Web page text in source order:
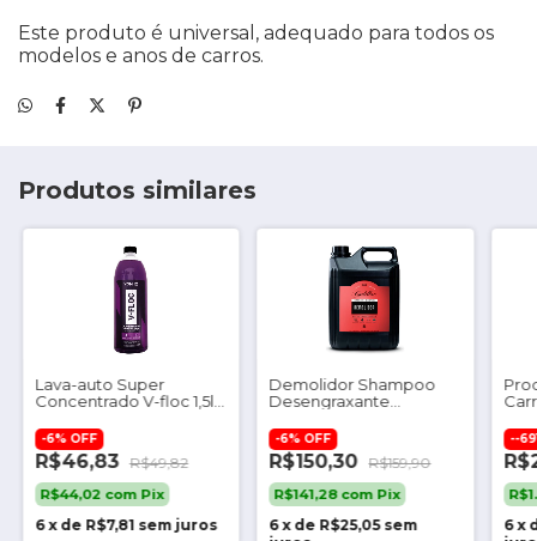
Este produto é universal, adequado para todos os
modelos e anos de carros.
Produtos similares
Lava-auto Super
Concentrado V-floc 1,5l
-6% OFF
R$46,83 R$49,82
R$44,02 com Pix
6 x de R$7,81 sem juros
Demolidor Shampoo
Desengraxante
-6% OFF
R$150,30 R$159,90
R$141,28 com Pix
6 x de R$25,05 sem
--
6 x